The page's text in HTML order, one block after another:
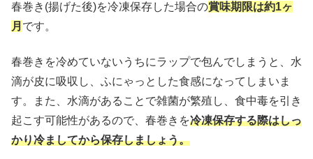
春巻き(揚げた後)を冷凍保存した場合の賞味期限は約1ヶ
月 です。
春巻きを冷めていないうちにラップで包んでしまうと、水
滴が皮に吸収し、ふにゃっとした食感になってしまいま
す。また、水滴があることで雑菌が繁殖し、食中毒を引き
起こす可能性があるので、春巻きを冷凍保存する際はしっ
かり冷ましてから保存しましょう。